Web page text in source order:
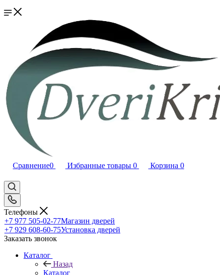
Сравнение0 Избранные товары 0 Корзина 0
Телефоны
+7 977 505-02-77Магазин дверей
+7 929 608-60-75Установка дверей
Заказать звонок
Каталог
Назад
Каталог